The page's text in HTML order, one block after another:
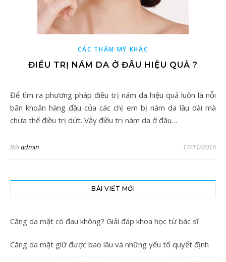
CÁC THẨM MỸ KHÁC
ĐIỀU TRỊ NÁM DA Ở ĐÂU HIỆU QUẢ ?
Để tìm ra phương pháp điều trị nám da hiệu quả luôn là nỗi
băn khoăn hàng đầu của các chị em bị nám da lâu dài mà
chưa thể điều trị dứt. Vậy điều trị nám da ở đâu…
Bởiadmin 17/11/2016
BÀI VIẾT MỚI
Căng da mặt có đau không? Giải đáp khoa học từ bác sĩ
Căng da mặt giữ được bao lâu và những yếu tố quyết định